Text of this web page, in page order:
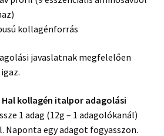
kollagénforrás
javaslatnak megfelelően
Hal kollagén italpor adagolási
1 adag (12g – 1 adagolókanál)
Naponta egy adagot fogyasszon.